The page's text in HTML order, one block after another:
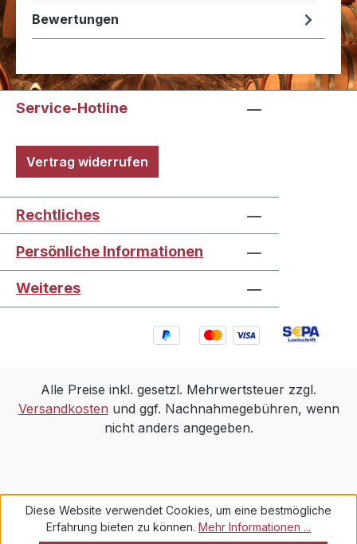
Bewertungen
Service-Hotline
Vertrag widerrufen
Rechtliches
Persönliche Informationen
Weiteres
Alle Preise inkl. gesetzl. Mehrwertsteuer zzgl.
Versandkosten und ggf. Nachnahmegebühren, wenn
nicht anders angegeben.
Diese Website verwendet Cookies, um eine bestmögliche
Erfahrung bieten zu können. Mehr Informationen ...